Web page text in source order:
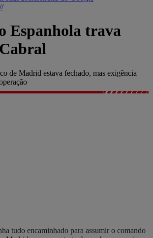
Espanhola trava
de Madrid estava fechado, mas exigência
tudo encaminhado para assumir o comando